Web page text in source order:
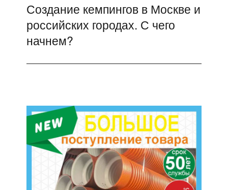
Следующая
запись:
Создание кемпингов в Москве и
российских городах. С чего
начнем?